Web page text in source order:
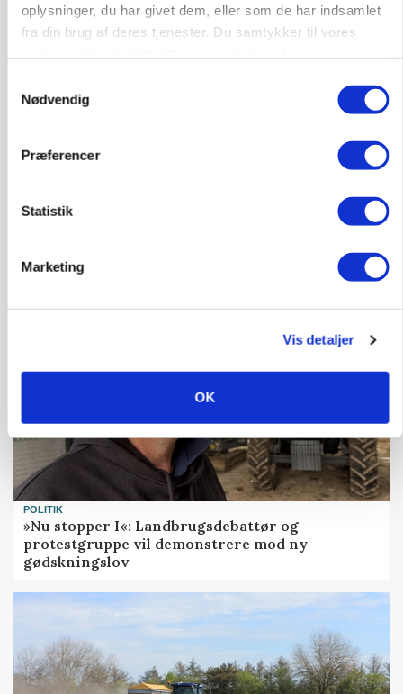
oplysninger, du har givet dem, eller som de har indsamlet
fra din brug af deres tjenester. Du samtykker til vores
Nødvendig
Præferencer
Statistik
Marketing
Vis detaljer
OK
marked for biokul
POLITIK
»Nu stopper I«: Landbrugsdebattør og
protestgruppe vil demonstrere mod ny
gødskningslov